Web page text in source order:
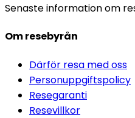
Senaste information om
Om resebyrån
Därför resa med oss
Personuppgiftspolicy
Resegaranti
Resevillkor